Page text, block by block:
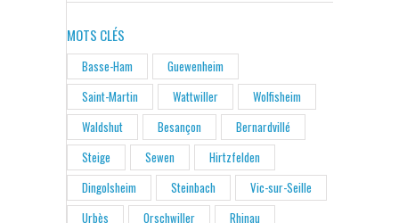
MOTS CLÉS
Basse-Ham
Guewenheim
Saint-Martin
Wattwiller
Wolfisheim
Waldshut
Besançon
Bernardvillé
Steige
Sewen
Hirtzfelden
Dingolsheim
Steinbach
Vic-sur-Seille
Urbès
Orschwiller Rhinau